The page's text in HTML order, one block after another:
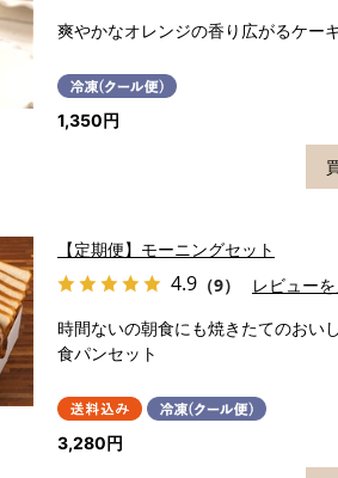
爽やかなオレンジの香り広がるケー
1,350円
【定期便】モーニングセット
4.9 （9） レビュー
時間ないの朝食にも焼きたてのおい
食パンセット
3,280円